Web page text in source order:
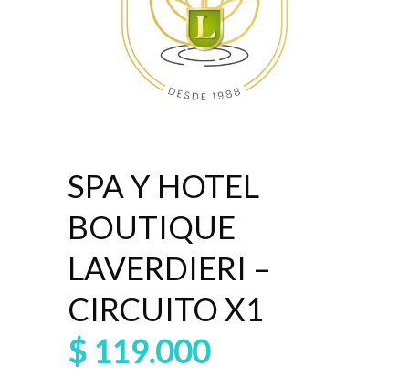
SPA Y HOTEL
BOUTIQUE
LAVERDIERI –
CIRCUITO X1
$ 119.000